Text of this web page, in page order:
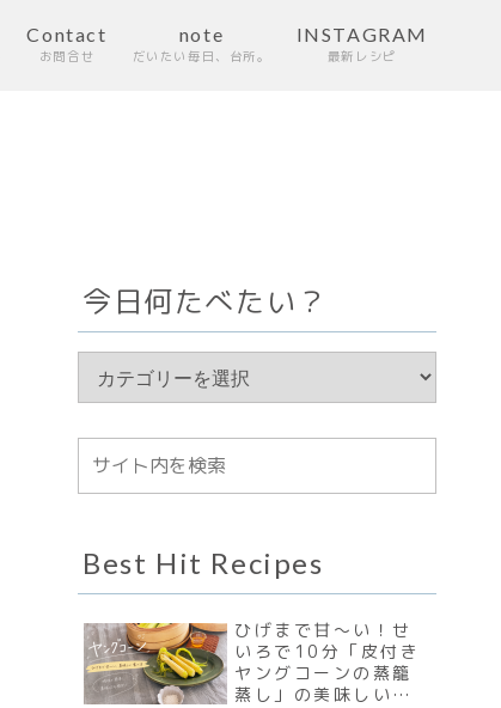
Contact
お問合せ
note
だいたい毎日、台所。
INSTAGRAM
最新レシピ
今日何たべたい？
Best Hit Recipes
ひげまで甘〜い！せ
いろで10分「皮付き
ヤングコーンの蒸籠
蒸し」の美味しい食